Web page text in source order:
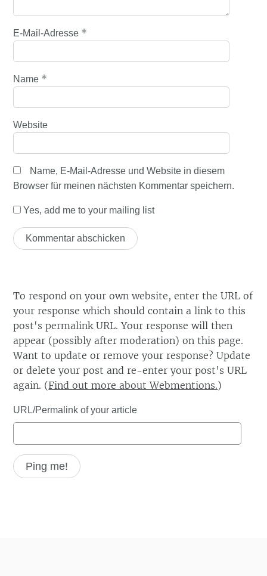
E-Mail-Adresse *
Name *
Website
Name, E-Mail-Adresse und Website in diesem
Browser für meinen nächsten Kommentar speichern.
Yes, add me to your mailing list
To respond on your own website, enter the URL of
your response which should contain a link to this
post's permalink URL. Your response will then
appear (possibly after moderation) on this page.
Want to update or remove your response? Update
or delete your post and re-enter your post's URL
again. (Find out more about Webmentions.)
URL/Permalink of your article